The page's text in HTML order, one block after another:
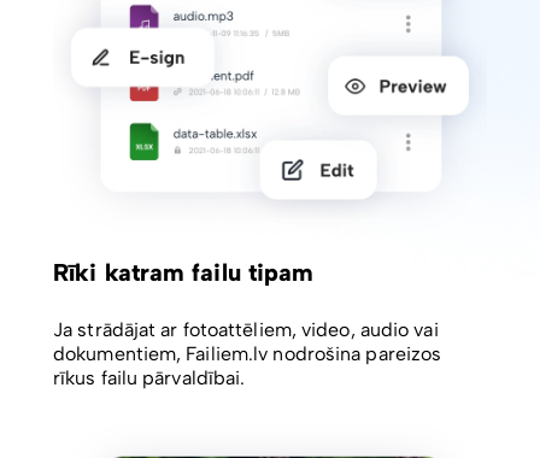
Rīki katram failu tipam
Ja strādājat ar fotoattēliem, video, audio vai
dokumentiem, Failiem.lv nodrošina pareizos
rīkus failu pārvaldībai.